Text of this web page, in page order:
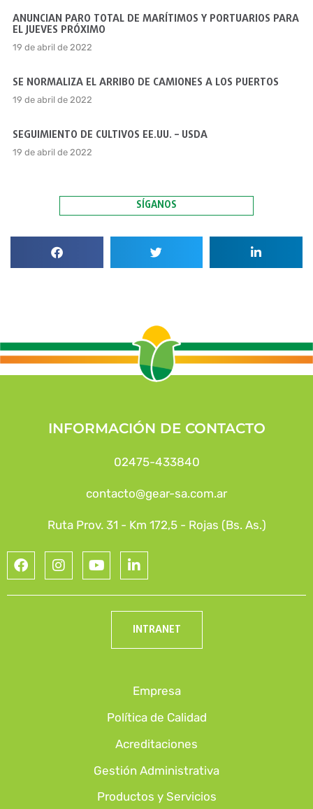
ANUNCIAN PARO TOTAL DE MARÍTIMOS Y PORTUARIOS PARA
EL JUEVES PRÓXIMO
19 de abril de 2022
SE NORMALIZA EL ARRIBO DE CAMIONES A LOS PUERTOS
19 de abril de 2022
SEGUIMIENTO DE CULTIVOS EE.UU. – USDA
19 de abril de 2022
SÍGANOS
INFORMACIÓN DE CONTACTO
02475-433840
contacto@gear-sa.com.ar
Ruta Prov. 31 - Km 172,5 - Rojas (Bs. As.)
INTRANET
Empresa
Política de Calidad
Acreditaciones
Gestión Administrativa
Productos y Servicios